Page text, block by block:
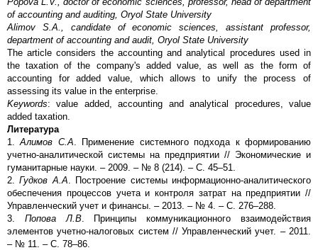
of accounting and auditing, Oryol State University
Alimov S.A., candidate of economic sciences, assistant professor,
department of accounting and audit, Oryol State University
The article considers the accounting and analytical procedures used in
the taxation of the company's added value, as well as the form of
accounting for added value, which allows to unify the process of
assessing its value in the enterprise.
Keywords: value added, accounting and analytical procedures, value
added taxation.
Литература
1.Алимов С.А . Применение системного подхода к формированию
учетно-аналитической системы на предприятии // Экономические и
гуманитарные науки. – 2009. – № 8 (214). – С. 45–51.
2.Гудков А.А . Построение системы информационно-аналитического
обеспечения процессов учета и контроля затрат на предприятии //
Управленческий учет и финансы. – 2013. – № 4. – С. 276–288.
3. Попова Л.В. Принципы коммуникационного взаимодействия
элементов учетно-налоговых систем // Управленческий учет. – 2011.
– № 11. – С. 78–86.